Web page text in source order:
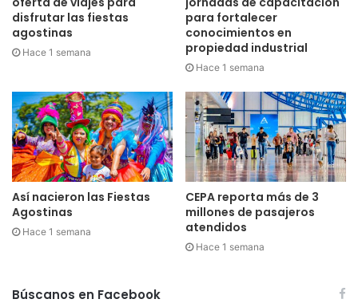
disfrutar las fiestas
agostinas
Hace 1 semana
para fortalecer
conocimientos en
propiedad industrial
Hace 1 semana
Así nacieron las Fiestas
Agostinas
Hace 1 semana
CEPA reporta más de 3
millones de pasajeros
atendidos
Hace 1 semana
Búscanos en Facebook